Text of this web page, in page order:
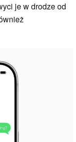
je w drodze od